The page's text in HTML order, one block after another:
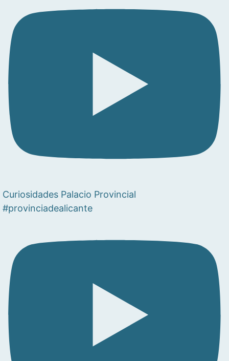
Curiosidades Palacio Provincial
#provinciadealicante